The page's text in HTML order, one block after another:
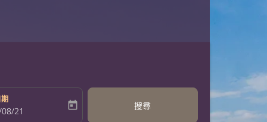
return-date-aria-label
21 today 搜尋